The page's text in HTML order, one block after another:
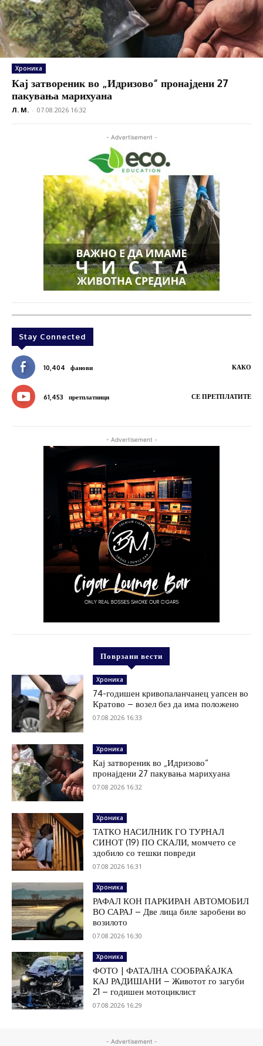
Хроника
Кај затвореник во „Идризово“ пронајдени 27
пакувања марихуана
Л. М. - 07.08.2026 16:32
- Advertisement -
Stay Connected
10,404 фанови КАКО
61,453 претплатници СЕ ПРЕТПЛАТИТЕ
- Advertisement -
Поврзани вести
Хроника
74-годишен кривопаланчанец уапсен во
Кратово – возел без да има положено
07.08.2026 16:33
Хроника
Кај затвореник во „Идризово“
пронајдени 27 пакувања марихуана
07.08.2026 16:32
Хроника
ТАТКО НАСИЛНИК ГО ТУРНАЛ
СИНОТ (19) ПО СКАЛИ, момчето се
здобило со тешки повреди
07.08.2026 16:31
Хроника
РАФАЛ КОН ПАРКИРАН АВТОМОБИЛ
ВО САРАЈ – Две лица биле заробени во
возилото
07.08.2026 16:30
Хроника
ФОТО | ФАТАЛНА СООБРАЌАЈКА
КАЈ РАДИШАНИ – Животот го загуби
21 – годишен мотоциклист
07.08.2026 16:29
- Advertisement -